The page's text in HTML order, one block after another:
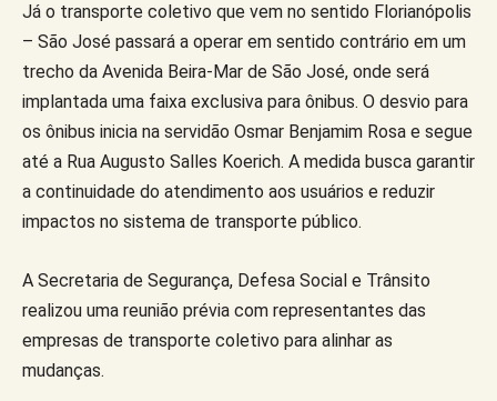
Já o transporte coletivo que vem no sentido Florianópolis
– São José passará a operar em sentido contrário em um
trecho da Avenida Beira-Mar de São José, onde será
implantada uma faixa exclusiva para ônibus. O desvio para
os ônibus inicia na servidão Osmar Benjamim Rosa e segue
até a Rua Augusto Salles Koerich. A medida busca garantir
a continuidade do atendimento aos usuários e reduzir
impactos no sistema de transporte público.
A Secretaria de Segurança, Defesa Social e Trânsito
realizou uma reunião prévia com representantes das
empresas de transporte coletivo para alinhar as
mudanças.